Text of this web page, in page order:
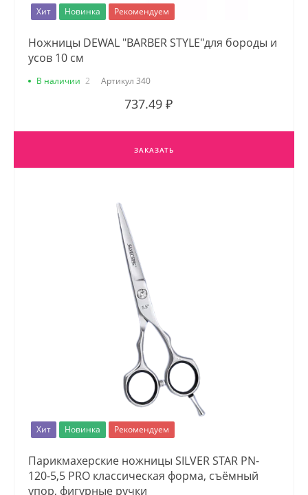
Хит Новинка Рекомендуем
Ножницы DEWAL "BARBER STYLE"для бороды и
усов 10 см
В наличии 2 Артикул 340
737.49 ₽
ЗАКАЗАТЬ
Хит Новинка Рекомендуем
Парикмахерские ножницы SILVER STAR PN-
120-5,5 PRO классическая форма, съёмный
упор, фигурные ручки